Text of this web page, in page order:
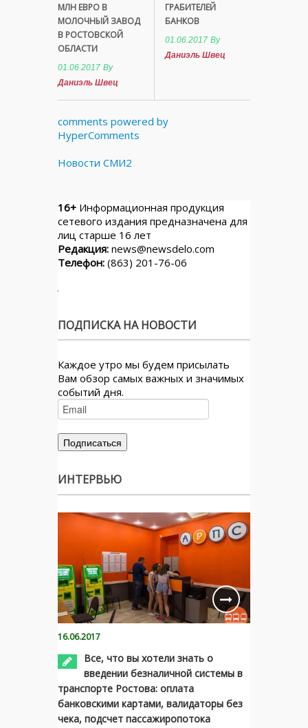
МЛН ЕВРО В
МОЛОЧНЫЙ ЗАВОД
В РОСТОВСКОЙ
ОБЛАСТИ
01.06.2017 By
Даниэль Швец
ГРАБИТЕЛЕЙ
БАНКОВ
01.06.2017 By
Даниэль Швец
comments powered by
HyperComments
Новости СМИ2
16+ Информационная продукция
сетевого издания предназначена для
лиц старше 16 лет
Редакция: news@newsdelo.com
Телефон: (863) 201-76-06
ПОДПИСКА НА НОВОСТИ
Каждое утро мы будем присылать
Вам обзор самых важных и значимых
событий дня.
ИНТЕРВЬЮ
16.06.2017
Все, что вы хотели знать о
введении безналичной системы в
транспорте Ростова: оплата
банковскими картами, валидаторы без
чека, подсчет пассажиропотока